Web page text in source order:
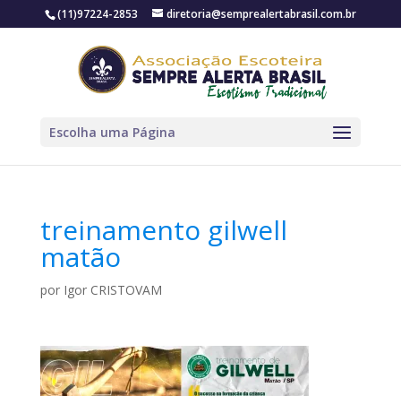
(11)97224-2853 diretoria@semprealertabrasil.com.br
Escolha uma Página
treinamento gilwell
matão
por Igor CRISTOVAM